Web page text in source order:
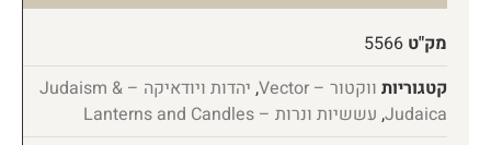
מק"ט 5566
קטגוריות ווקטור – Vector ,
יהדות ויודאיקה – Judaism &
Judaica
, עששיות ונרות – Lanterns and Candles